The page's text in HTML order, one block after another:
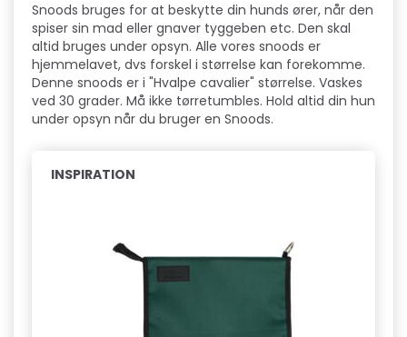
Snoods bruges for at beskytte din hunds ører, når den
spiser sin mad eller gnaver tyggeben etc. Den skal
altid bruges under opsyn. Alle vores snoods er
hjemmelavet, dvs forskel i størrelse kan forekomme.
Denne snoods er i "Hvalpe cavalier" størrelse. Vaskes
ved 30 grader. Må ikke tørretumbles. Hold altid din hun
under opsyn når du bruger en Snoods.
INSPIRATION